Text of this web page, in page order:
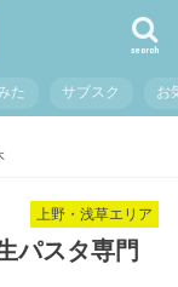
search
た サブスク お
上野・浅草エリア
パスタ専門